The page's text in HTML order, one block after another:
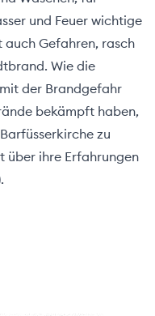
und Feuer wichtige
auch Gefahren, rasch
Wie die
der Brandgefahr
bekämpft haben,
zu
über ihre Erfahrungen